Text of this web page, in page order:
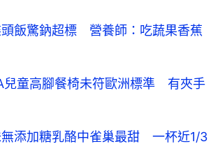
頭飯驚鈉超標 營養師：吃蔬果香蕉
兒童高腳餐椅未符歐洲標準 有夾手
無添加糖乳酪中雀巢最甜 一杯近1/3